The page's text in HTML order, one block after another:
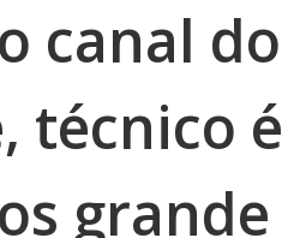
canal
técnico